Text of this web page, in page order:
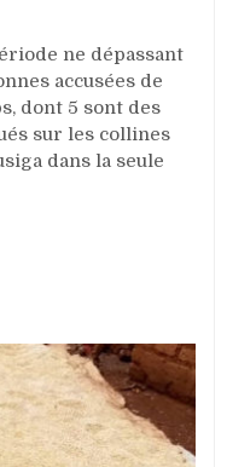
ne dépassant
accusées de
dont 5 sont des
sur les collines
dans la seule